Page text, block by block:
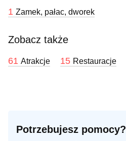
1 Zamek, pałac, dworek
Zobacz także
61 Atrakcje 15 Restauracje
Potrzebujesz pomocy?